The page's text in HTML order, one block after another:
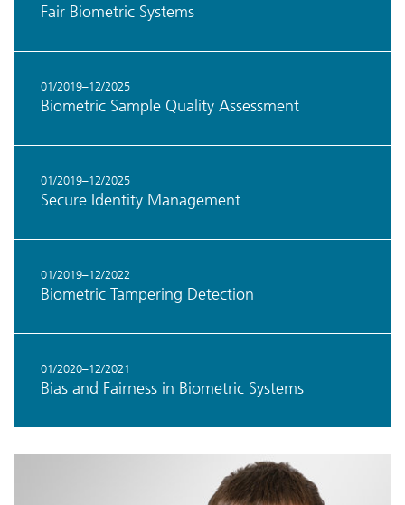
Fair Biometric Systems ​
01/2019–12/2025
Biometric Sample Quality Assessment
01/2019–12/2025
Secure Identity Management
01/2019–12/2022
Biometric Tampering Detection
01/2020–12/2021
Bias and Fairness in Biometric Systems